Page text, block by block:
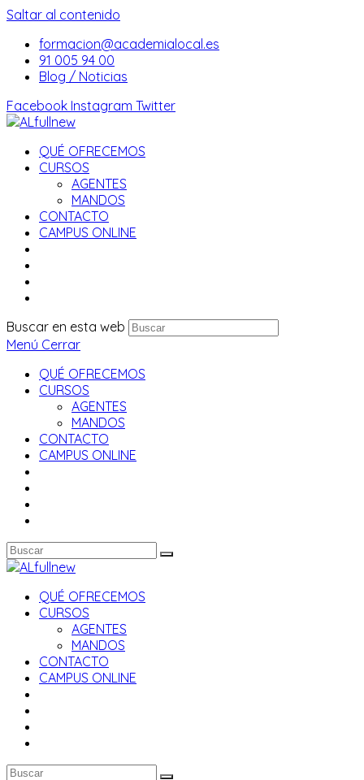
Saltar al contenido
formacion@academialocal.es
91 005 94 00
Blog / Noticias
Facebook Instagram Twitter
QUÉ OFRECEMOS
CURSOS
AGENTES
MANDOS
CONTACTO
CAMPUS ONLINE
Buscar en esta web
Menú Cerrar
QUÉ OFRECEMOS
CURSOS
AGENTES
MANDOS
CONTACTO
CAMPUS ONLINE
QUÉ OFRECEMOS
CURSOS
AGENTES
MANDOS
CONTACTO
CAMPUS ONLINE